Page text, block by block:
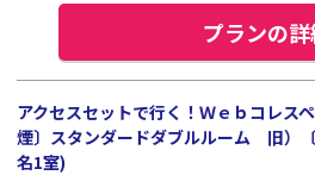
プランの詳
アクセスセットで行く！Ｗｅｂコレ
煙〕スタンダードダブルルーム 旧）
名1室)